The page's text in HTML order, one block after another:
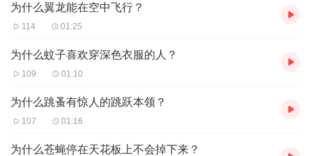
为什么翼龙能在空中飞行？
114 01:25
为什么蚊子喜欢穿深色衣服的人？
109 01:10
为什么跳蚤有惊人的跳跃本领？
107 01:16
为什么苍蝇停在天花板上不会掉下来？